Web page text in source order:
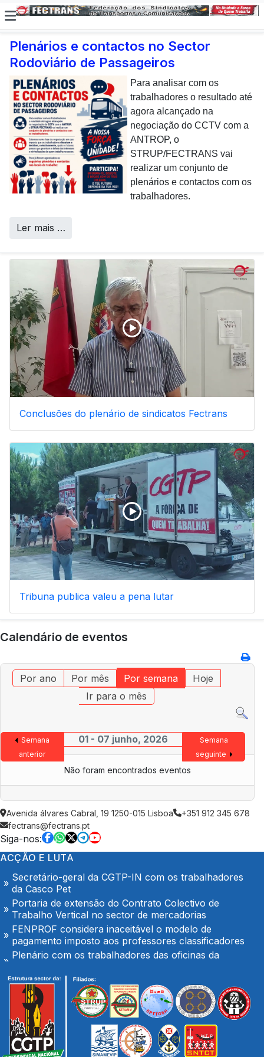
Plenários e contactos no Sector
Rodoviário de Passageiros
Para analisar com os
trabalhadores o resultado até
agora alcançado na
negociação do CCTV com a
ANTROP, o
STRUP/FECTRANS vai
realizar um conjunto de
plenários e contactos com os
trabalhadores.
Ler mais …
E não posso […] deixar de
dar uma nota de
agradecimento aos
colaboradores da CP que,
todos os dias, enfrentam com
sucesso os desafios
operacionais de manutenção
inerentes a uma frota tão
envelhecida.
Call Centers
Conclusões do plenário de sindicatos Fectrans
Tribuna publica valeu a pena lutar
Calendário de eventos
Por ano Por mês Por semana
Hoje
Ir para o mês
Semana
anterior
01 - 07 junho, 2026
Semana
seguinte
Não foram encontrados eventos
Avenida álvares Cabral, 19 1250-015 Lisboa
+351 912 345 678
fectrans@fectrans.pt
Siga-nos:
ACÇÃO E LUTA
Tribunal Administrativo aceita Providência Cautelar
do STML
Pressão sobre docentes para alteração de férias é
inaceitável e exige intervenção da IGEC
O Hospital de Seia é nosso e é público!
Secretário-geral da CGTP-IN com os trabalhadores
da Casco Pet
Portaria de extensão do Contrato Colectivo de
Trabalho Vertical no sector de mercadorias
FENPROF considera inaceitável o modelo de
pagamento imposto aos professores classificadores
Plenário com os trabalhadores das oficinas da
Docentes classificadores não podem ser obrigados a
alterar férias para suprir falhas do Ministério
No SNS mantém-se o garrote financeiro das
Unidades Locais de Saúde
Ministro das Finanças anuncia a possibilidade do
aumento de impostos ou congelamento de salários
para cumprir meta da NATO